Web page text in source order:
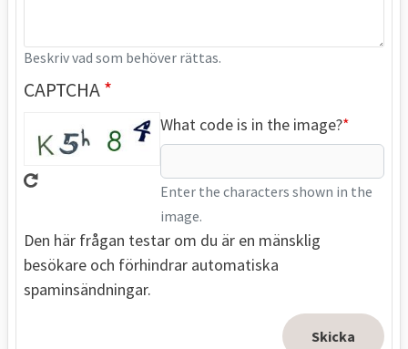
Beskriv vad som behöver rättas.
CAPTCHA
What code is in the image?
Enter the characters shown in the
image.
Den här frågan testar om du är en mänsklig
besökare och förhindrar automatiska
spaminsändningar.